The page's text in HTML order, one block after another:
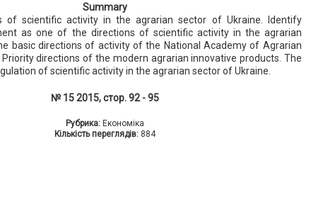
Summary
of scientific activity in the agrarian sector of Ukraine. Identify
as one of the directions of scientific activity in the agrarian
basic directions of activity of the National Academy of Agrarian
directions of the modern agrarian innovative products. The
of scientific activity in the agrarian sector of Ukraine.
№ 15 2015, стор. 92 - 95
Рубрика: Економіка
Кількість переглядів: 884